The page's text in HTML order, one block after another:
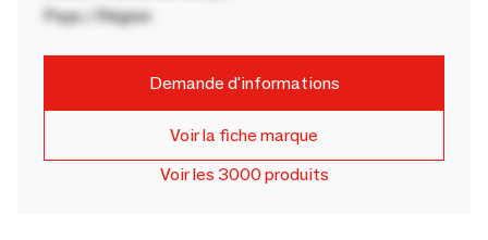
Pays / Région
Demande d'informations
Voir la fiche marque
Voir les 3000 produits